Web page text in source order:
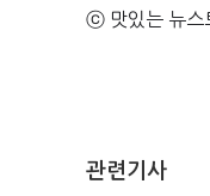
ⓒ 맛있는 뉴스
관련기사